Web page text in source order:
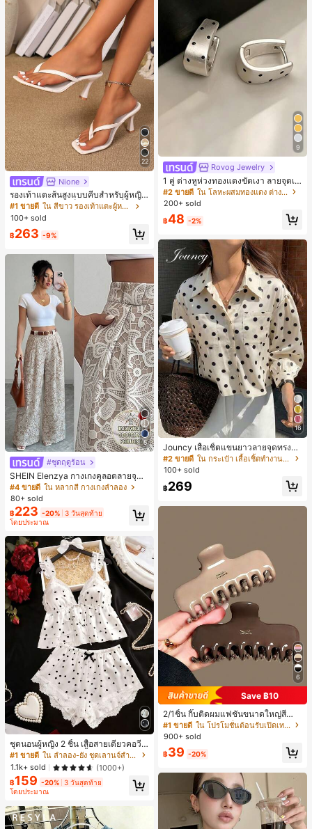
22
Nione
รองเท้าแตะส้นสูงแบบคีบสำหรับผู้หญิง
สไตล์คลาสสิก สีบล็อก สไตล์แฟรี่ฤดูร้อ
น ส้นเข็ม รองเท้าแตะแบบคีบ รองเท้าแ
ตะชายหาดแฟชั่นสายไขว้ รองเท้าผู้ห
ญิง สำหรับออฟฟิศ บ้าน กลางแจ้ง ดีไซ
น์หัวเหลี่ยม ชิคและหรูหรา สำหรับเดทไ
นท์
#1 ขายดี
ใน สีขาว รองเท้าแตะผู้หญิง
100+ sold
฿263 -9%
5
#ชุดฤดูร้อน
SHEIN Elenzya กางเกงคูลอตลายจุดเ
อวสูงแบบใหม่สำหรับฤดูใบไม้ผลิ/ฤดูร้อ
น, สไตล์หรูหราเหมาะสำหรับใส่ในชีวิต
ประจำวันและทำงาน, ให้ความรู้สึกวินเ
ทจสำหรับฤดูรับปริญญา, เทศกาลดนตร
ี, การแข่งม้าดาร์บี้, วันประกาศอิสรภาพ
#4 ขายดี ใน หลากสี กางเกงลำลอง
80+ sold
฿223 -20% 3 วันสุดท้าย
โดยประมาณ
ชุดนอนผู้หญิง 2 ชิ้น เสื้อสายเดี่ยวคอวีลู
กไม้ พร้อมกางเกงขาสั้นแต่งลูกไม้ แต่ง
โบว์ที่เอว ชุดลำลองผู้หญิงนุ่มสบายน่ารั
ก สไตล์เอสเธติก
#1 ขายดี
ใน ลำลอง-ยัง ชุดเลานจ์สำหรับผู้หญิง
1.1k+ sold
(1000+)
฿159 -20% 3 วันสุดท้าย
โดยประมาณ
9
Rovog Jewelry
1 คู่ ต่างหูห่วงทองแดงขัดเงา ลายจุดเร
ขาคณิตสไตล์มินิมอล เหมาะสำหรับสว
มใส่ประจำวันแบบสบายๆ สำหรับผู้หญิง
#2 ขายดี
ใน โลหะผสมทองแดง ต่างหูผู้หญิง
200+ sold
฿48 -2%
16
Jouncy เสื้อเชิ้ตแขนยาวลายจุดทรงหล
วมสำหรับผู้หญิง
#2 ขายดี
ใน กระเป๋า เสื้อเชิ้ตทำงานมีกระเป๋า
100+ sold
฿269
6
Save ฿10
2/1ชิ้น กิ๊บติดผมแฟชั่นขนาดใหญ่สีน้ำ
ตาลชานมสำหรับผู้หญิง เหมาะสำหรับก
ารอาบน้ำ ล้างหน้า และจัดแต่งทรงผม
#1 ขายดี
ใน โปรโมชั่นต้อนรับเปิดเทอม เครื่องประดับผมผู้หญิง
900+ sold
฿39 -20%